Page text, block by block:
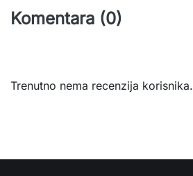
Komentara (0)
Trenutno nema recenzija korisnika.